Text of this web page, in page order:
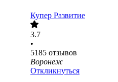
Купер Развитие
3.7
•
5185 отзывов
Воронеж
Откликнуться